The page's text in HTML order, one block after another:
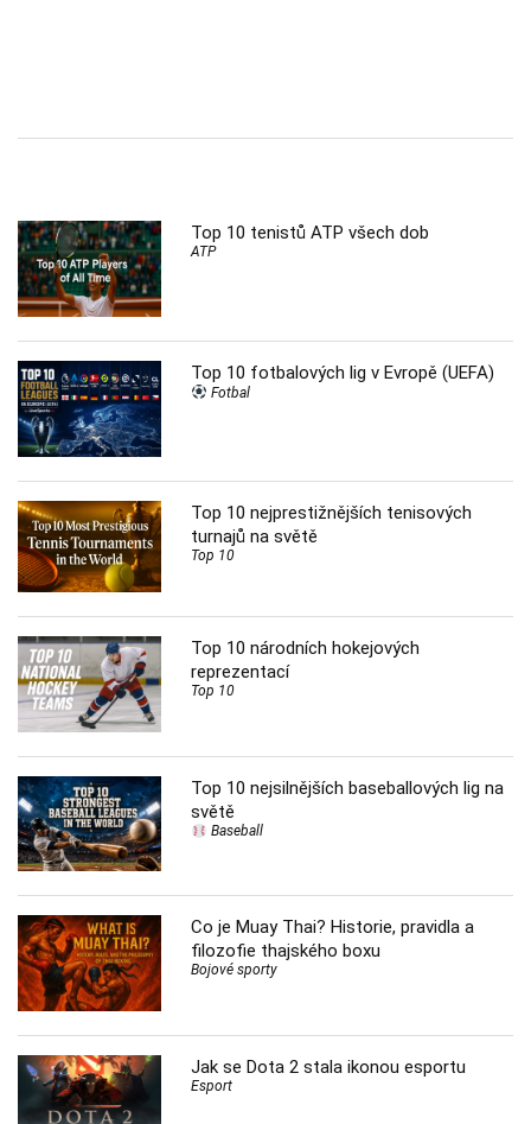
Top 10 tenistů ATP všech dob
ATP
Top 10 fotbalových lig v Evropě (UEFA)
Fotbal
Top 10 nejprestižnějších tenisových
turnajů na světě
Top 10
Top 10 národních hokejových
reprezentací
Top 10
Top 10 nejsilnějších baseballových lig na
světě
Baseball
Co je Muay Thai? Historie, pravidla a
filozofie thajského boxu
Bojové sporty
Jak se Dota 2 stala ikonou esportu
Esport